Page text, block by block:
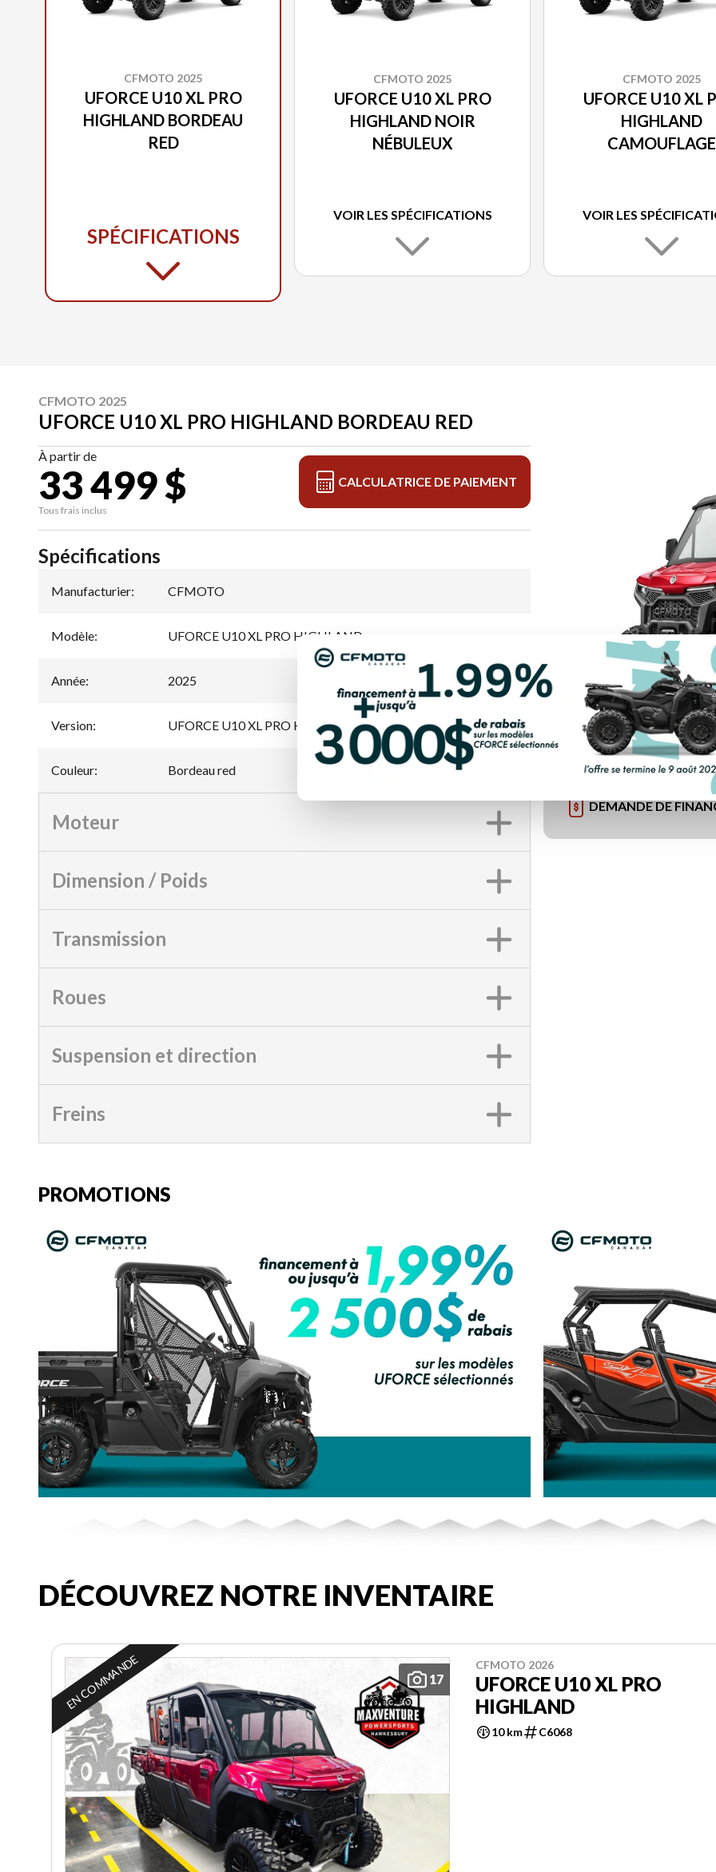
CFMOTO 2025
UFORCE U10 XL PRO
HIGHLAND BORDEAU
RED
SPÉCIFICATIONS
CFMOTO 2025
UFORCE U10 XL PRO
HIGHLAND NOIR
NÉBULEUX
VOIR LES SPÉCIFICATIONS
CFMOTO 2025
UFORCE U10 XL
HIGHLAND
CAMOUFLAGE
VOIR LES
CFMOTO 2025
UFORCE U10 XL PRO HIGHLAND BORDEAU RED
À partir de
33 499 $
Tous frais inclus
CALCULATRICE DE PAIEMENT
DEMANDE DE
Spécifications
Manufacturier: CFMOTO
Modèle: UFORCE U10 XL PRO HIGHLAND
Année: 2025
Version: UFORCE U10 XL PRO HIGHLAND Bordeau red
Couleur: Bordeau red
Moteur
Dimension / Poids
Transmission
Roues
Suspension et direction
Freins
PROMOTIONS
DÉCOUVREZ NOTRE INVENTAIRE
17
EN COMMANDE CFMOTO 2026
UFORCE U10 XL PRO
HIGHLAND
10 km C6068